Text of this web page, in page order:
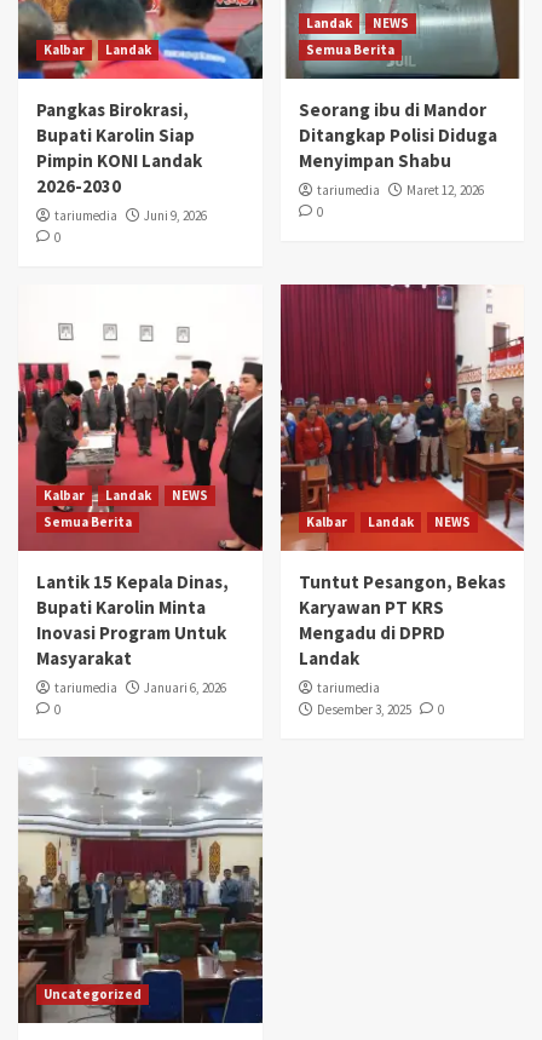
Kalbar Landak
Pangkas Birokrasi,
Bupati Karolin Siap
Pimpin KONI Landak
2026-2030
tariumedia
Juni 9, 2026
0
Landak
NEWS
Semua Berita
Seorang ibu di Mandor
Ditangkap Polisi Diduga
Menyimpan Shabu
tariumedia
Maret 12, 2026
0
Kalbar Landak
NEWS
Semua Berita
Lantik 15 Kepala Dinas,
Bupati Karolin Minta
Inovasi Program Untuk
Masyarakat
tariumedia
Januari 6, 2026
0
Kalbar Landak NEWS
Tuntut Pesangon, Bekas
Karyawan PT KRS
Mengadu di DPRD
Landak
tariumedia
Desember 3, 2025
0
Uncategorized